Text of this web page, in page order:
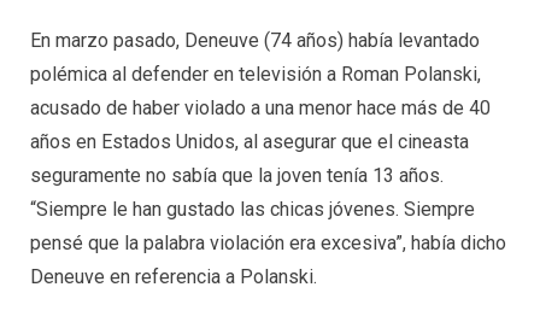
En marzo pasado, Deneuve (74 años) había levantado
polémica al defender en televisión a Roman Polanski,
acusado de haber violado a una menor hace más de 40
años en Estados Unidos, al asegurar que el cineasta
seguramente no sabía que la joven tenía 13 años.
“Siempre le han gustado las chicas jóvenes. Siempre
pensé que la palabra violación era excesiva”, había dicho
Deneuve en referencia a Polanski.